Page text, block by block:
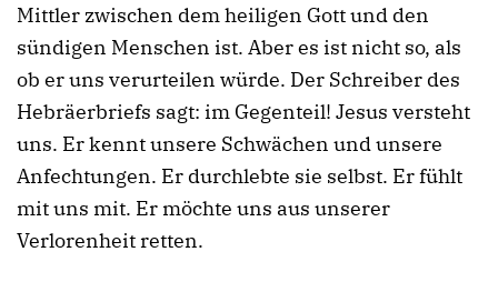
Mittler zwischen dem heiligen Gott und den
sündigen Menschen ist. Aber es ist nicht so, als
ob er uns verurteilen würde. Der Schreiber des
Hebräerbriefs sagt: im Gegenteil! Jesus versteht
uns. Er kennt unsere Schwächen und unsere
Anfechtungen. Er durchlebte sie selbst. Er fühlt
mit uns mit. Er möchte uns aus unserer
Verlorenheit retten.